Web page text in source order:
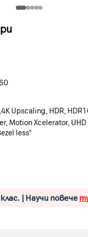
Upscaling, HDR,
Motion Xcelerator,
less"
| Научи повече